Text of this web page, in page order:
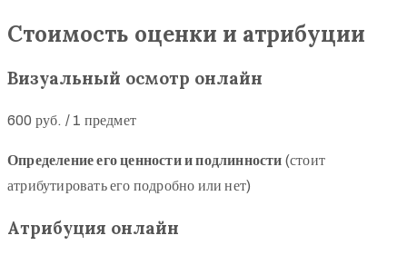
Стоимость оценки и атрибуции
Визуальный осмотр онлайн
600 руб. / 1 предмет
Определение его ценности и подлинности (стоит
атрибутировать его подробно или нет)
Атрибуция онлайн